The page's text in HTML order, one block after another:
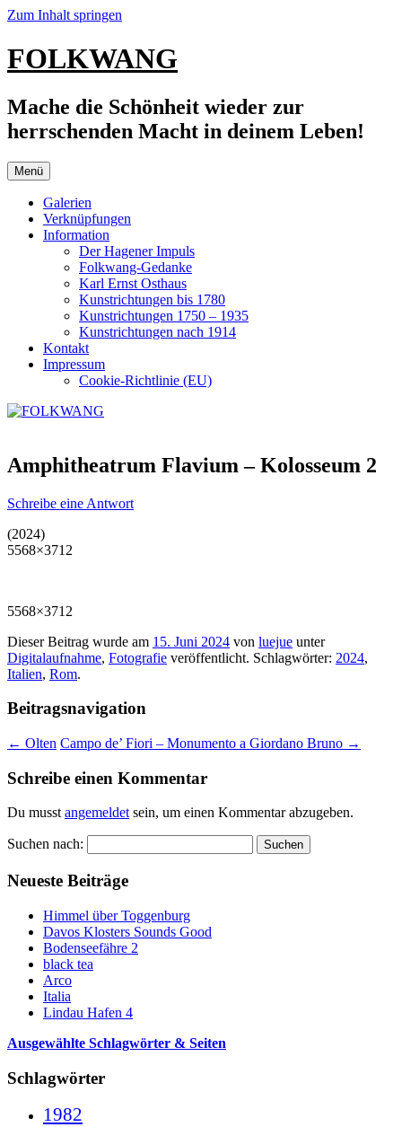
Zum Inhalt springen
FOLKWANG
Mache die Schönheit wieder zur
herrschenden Macht in deinem Leben!
Menü
Galerien
Verknüpfungen
Information
Der Hagener Impuls
Folkwang-Gedanke
Karl Ernst Osthaus
Kunstrichtungen bis 1780
Kunstrichtungen 1750 – 1935
Kunstrichtungen nach 1914
Kontakt
Impressum
Cookie-Richtlinie (EU)
Amphitheatrum Flavium – Kolosseum 2
Schreibe eine Antwort
(2024)
5568×3712
5568×3712
Dieser Beitrag wurde am 15. Juni 2024 von luejue unter
Digitalaufnahme, Fotografie veröffentlicht. Schlagwörter: 2024,
Italien, Rom.
Beitragsnavigation
← Olten Campo de’ Fiori – Monumento a Giordano Bruno →
Schreibe einen Kommentar
Du musstangemeldetsein, um einen Kommentar abzugeben.
Suchen nach:
Neueste Beiträge
Himmel über Toggenburg
Davos Klosters Sounds Good
Bodenseefähre 2
black tea
Arco
Italia
Lindau Hafen 4
Ausgewählte Schlagwörter & Seiten
Schlagwörter
1982